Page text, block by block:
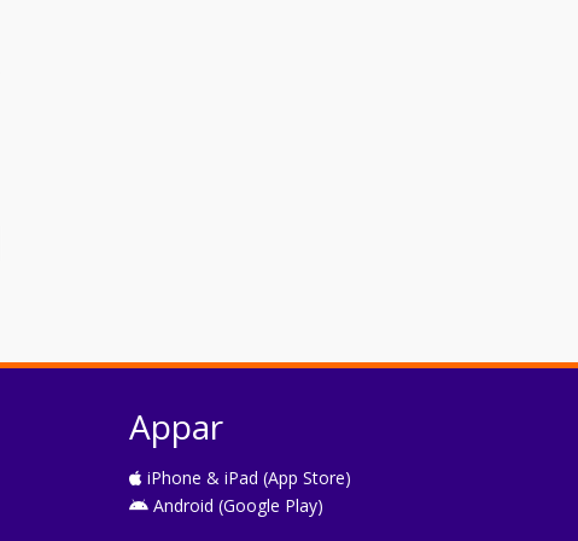
Appar
iPhone & iPad (App Store)
Android (Google Play)